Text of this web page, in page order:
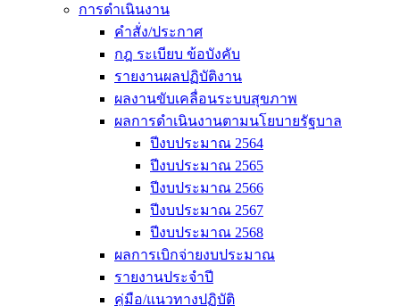
การดำเนินงาน
คำสั่ง/ประกาศ
กฎ ระเบียบ ข้อบังคับ
รายงานผลปฏิบัติงาน
ผลงานขับเคลื่อนระบบสุขภาพ
ผลการดำเนินงานตามนโยบายรัฐบาล
ปีงบประมาณ 2564
ปีงบประมาณ 2565
ปีงบประมาณ 2566
ปีงบประมาณ 2567
ปีงบประมาณ 2568
ผลการเบิกจ่ายงบประมาณ
รายงานประจำปี
คู่มือ/แนวทางปฏิบัติ